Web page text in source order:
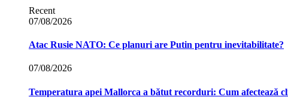
Recent
07/08/2026
Atac Rusie NATO: Ce planuri are Putin pentru inevitabilitate?
07/08/2026
Temperatura apei Mallorca a bătut recorduri: Cum afectează